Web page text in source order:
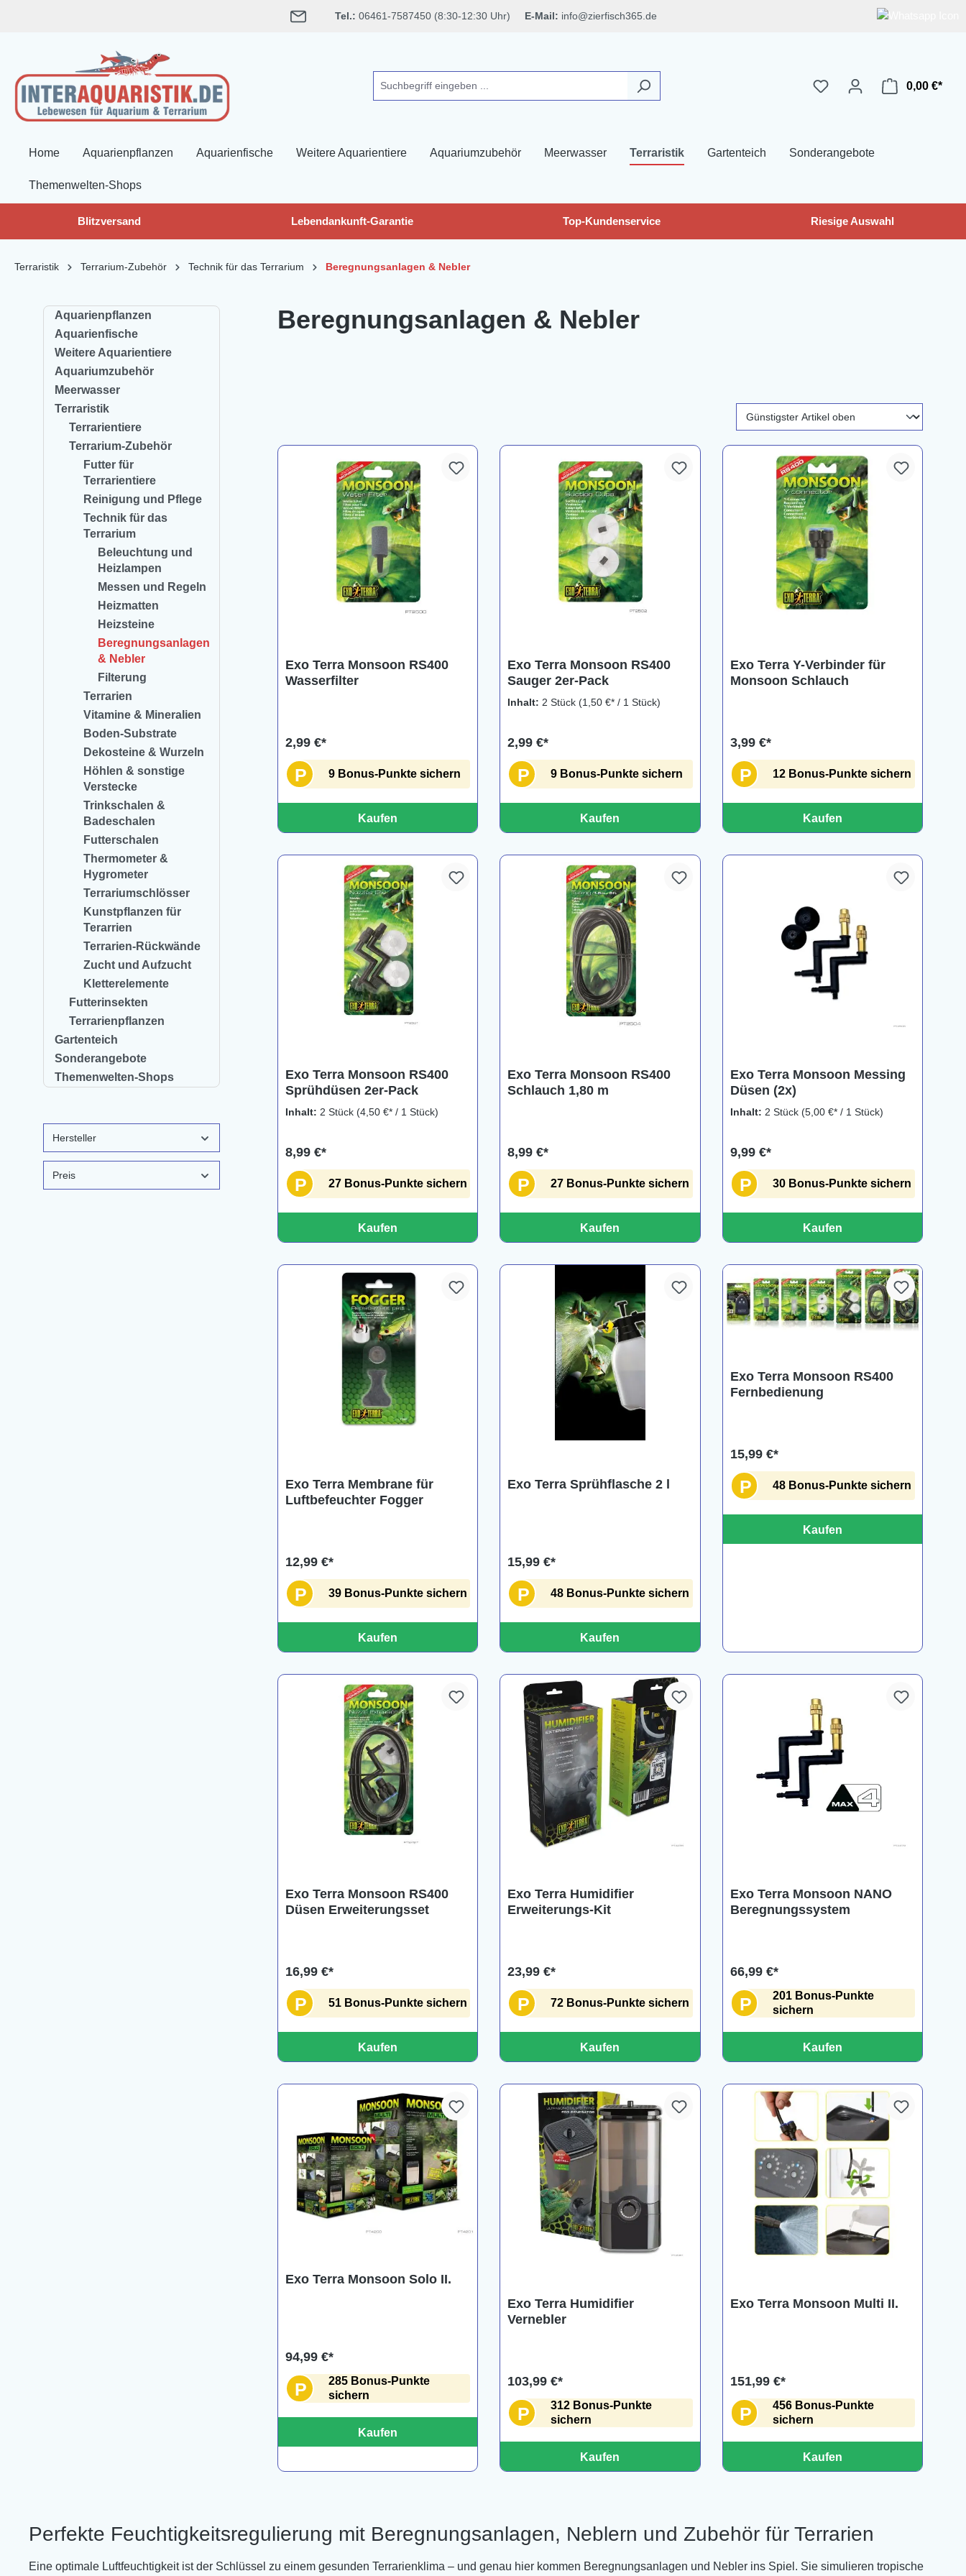
Tel.: 06461-7587450 (8:30-12:30 Uhr) E-Mail: info@zierfisch365.de
0,00 €*
Home Aquarienpflanzen Aquarienfische Weitere Aquarientiere Aquariumzubehör Meerwasser Terraristik Gartenteich Sonderangebote
Themenwelten-Shops
Blitzversand Lebendankunft-Garantie Top-Kundenservice Riesige Auswahl
Terraristik Terrarium-Zubehör Technik für das Terrarium Beregnungsanlagen & Nebler
Aquarienpflanzen
Aquarienfische
Weitere Aquarientiere
Aquariumzubehör
Meerwasser
Terraristik
Terrarientiere
Terrarium-Zubehör
Futter für
Terrarientiere
Reinigung und Pflege
Technik für das
Terrarium
Beleuchtung und
Heizlampen
Messen und Regeln
Heizmatten
Heizsteine
Beregnungsanlagen
& Nebler
Filterung
Terrarien
Vitamine & Mineralien
Boden-Substrate
Dekosteine & Wurzeln
Höhlen & sonstige
Verstecke
Trinkschalen &
Badeschalen
Futterschalen
Thermometer &
Hygrometer
Terrariumschlösser
Kunstpflanzen für
Terarrien
Terrarien-Rückwände
Zucht und Aufzucht
Kletterelemente
Futterinsekten
Terrarienpflanzen
Gartenteich
Sonderangebote
Themenwelten-Shops
Hersteller
Preis
Beregnungsanlagen & Nebler
Exo Terra Monsoon RS400
Wasserfilter
2,99 €*
P 9 Bonus-Punkte sichern
Kaufen
Exo Terra Monsoon RS400
Sauger 2er-Pack
Inhalt: 2 Stück (1,50 €* / 1 Stück)
2,99 €*
P 9 Bonus-Punkte sichern
Kaufen
Exo Terra Y-Verbinder für
Monsoon Schlauch
3,99 €*
P 12 Bonus-Punkte sichern
Kaufen
Exo Terra Monsoon RS400
Sprühdüsen 2er-Pack
Inhalt: 2 Stück (4,50 €* / 1 Stück)
8,99 €*
P 27 Bonus-Punkte sichern
Kaufen
Exo Terra Monsoon RS400
Schlauch 1,80 m
8,99 €*
P 27 Bonus-Punkte sichern
Kaufen
Exo Terra Monsoon Messing
Düsen (2x)
Inhalt: 2 Stück (5,00 €* / 1 Stück)
9,99 €*
P 30 Bonus-Punkte sichern
Kaufen
Exo Terra Membrane für
Luftbefeuchter Fogger
12,99 €*
P 39 Bonus-Punkte sichern
Kaufen
Exo Terra Sprühflasche 2 l
15,99 €*
P 48 Bonus-Punkte sichern
Kaufen
Exo Terra Monsoon RS400
Fernbedienung
15,99 €*
P 48 Bonus-Punkte sichern
Kaufen
Exo Terra Monsoon RS400
Düsen Erweiterungsset
16,99 €*
P 51 Bonus-Punkte sichern
Kaufen
Exo Terra Humidifier
Erweiterungs-Kit
23,99 €*
P 72 Bonus-Punkte sichern
Kaufen
Exo Terra Monsoon NANO
Beregnungssystem
66,99 €*
P
201 Bonus-Punkte
sichern
Kaufen
Exo Terra Monsoon Solo II.
94,99 €*
P
285 Bonus-Punkte
sichern
Kaufen
Exo Terra Humidifier
Vernebler
103,99 €*
P
312 Bonus-Punkte
sichern
Kaufen
Exo Terra Monsoon Multi II.
151,99 €*
P
456 Bonus-Punkte
sichern
Kaufen
Perfekte Feuchtigkeitsregulierung mit Beregnungsanlagen, Neblern und Zubehör für Terrarien
Eine optimale Luftfeuchtigkeit ist der Schlüssel zu einem gesunden Terrarienklima – und genau hier kommen Beregnungsanlagen und Nebler ins Spiel. Sie simulieren tropische